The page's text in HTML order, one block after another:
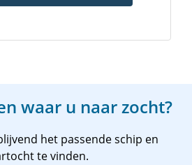
zeilt de Vliegende
Vanuit daar vaart het schip
Waddenzee en de
Tijdens een weekendtocht kiest
waar u naar zocht?
het passende schip en
te vinden.